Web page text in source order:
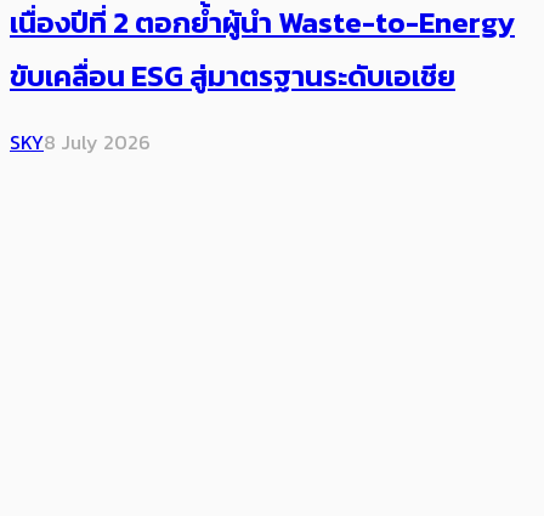
เนื่องปีที่ 2 ตอกย้ำผู้นำ Waste-to-Energy
ขับเคลื่อน ESG สู่มาตรฐานระดับเอเชีย
SKY8 July 2026